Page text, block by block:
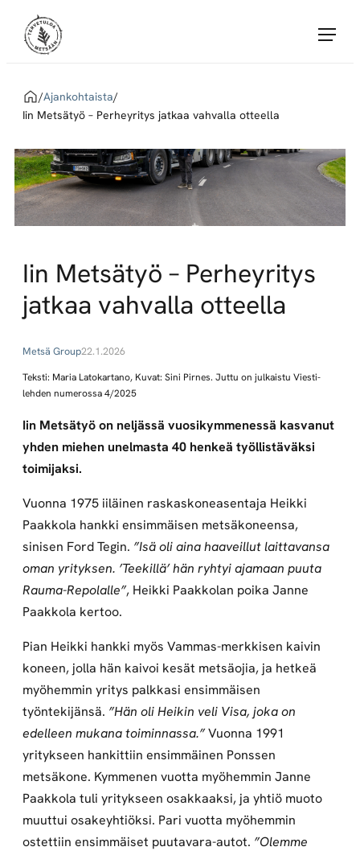
Siirry
suoraan
Tervetuloa Metsään!
Metsään
yhdistää
tarjoavat
Metsä
Groupin
sopimusyritykset
metsäalan
töitä
etsivät
Home
/Ajankohtaista/
Iin Metsätyö – Perheyritys jatkaa vahvalla otteella
Iin Metsätyö – Perheyritys
jatkaa vahvalla otteella
Metsä Group22.1.2026
Teksti: Maria Latokartano, Kuvat: Sini Pirnes. Juttu on julkaistu Viesti-
lehden numerossa 4/2025
Iin Metsätyö on neljässä vuosikymmenessä kasvanut
yhden miehen unelmasta 40 henkeä työllistäväksi
toimijaksi.
Vuonna 1975 iiläinen raskaskoneasentaja Heikki
Paakkola hankki ensimmäisen metsäkoneensa,
sinisen Ford Tegin. ”Isä oli aina haaveillut laittavansa
oman yrityksen. ’Teekillä’ hän ryhtyi ajamaan puuta
Rauma-Repolalle”, Heikki Paakkolan poika Janne
Paakkola kertoo.
Pian Heikki hankki myös Vammas-merkkisen kaivin
koneen, jolla hän kaivoi kesät metsäojia, ja hetkeä
myöhemmin yritys palkkasi ensimmäisen
työntekijänsä. ”Hän oli Heikin veli Visa, joka on
edelleen mukana toiminnassa.”Vuonna 1991
yritykseen hankittiin ensimmäinen Ponssen
metsäkone. Kymmenen vuotta myöhemmin Janne
Paakkola tuli yritykseen osakkaaksi, ja yhtiö muoto
muuttui osakeyhtiöksi. Pari vuotta myöhemmin
ostettiin ensimmäiset puutavara-autot. ”Olemme